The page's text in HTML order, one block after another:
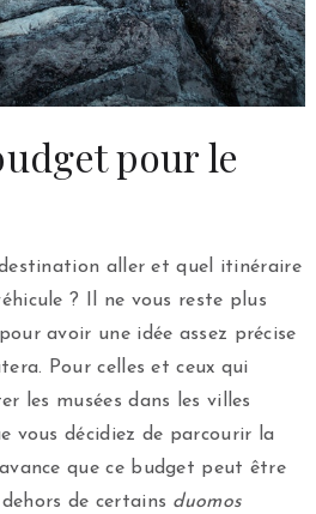
pour le
aller et quel itinéraire
? Il ne vous reste plus
pour avoir une idée assez précise
Pour celles et ceux qui
les musées dans les villes
vous décidiez de parcourir la
que ce budget peut être
de certains duomos